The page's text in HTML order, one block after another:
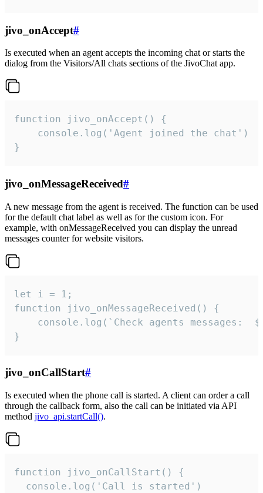
jivo_onAccept#
Is executed when an agent accepts the incoming chat or starts the
dialog from the Visitors/All chats sections of the JivoChat app.
function jivo_onAccept() {
}
jivo_onMessageReceived#
A new message from the agent is received. The function can be used
for the default chat label as well as for the custom icon. For
example, with onMessageReceived you can display the unread
messages counter for website visitors.
let i = 1;
function jivo_onMessageReceived() {
}
jivo_onCallStart#
Is executed when the phone call is started. A client can order a call
through the callback form, also the call can be initiated via API
method jivo_api.startCall().
function jivo_onCallStart() {
  console.log('Call is started')